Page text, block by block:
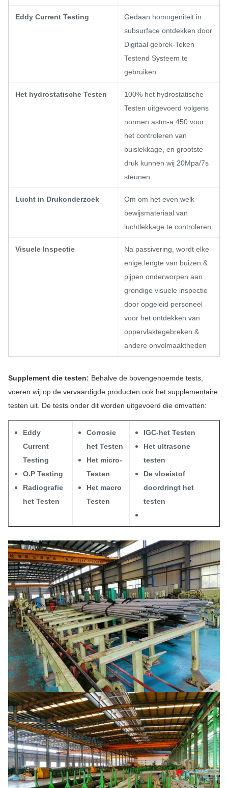
Eddy Current Testing
Gedaan homogeniteit in
subsurface ontdekken door
Digitaal gebrek-Teken
Testend Systeem te
gebruiken
Het hydrostatische Testen
100% het hydrostatische
Testen uitgevoerd volgens
normen astm-a 450 voor
het controleren van
buislekkage, en grootste
druk kunnen wij 20Mpa/7s
steunen.
Lucht in Drukonderzoek
Om om het even welk
bewijsmateriaal van
luchtlekkage te controleren
Visuele Inspectie
Na passivering, wordt elke
enige lengte van buizen &
pijpen onderworpen aan
grondige visuele inspectie
door opgeleid personeel
voor het ontdekken van
oppervlaktegebreken &
andere onvolmaaktheden
Supplement die testen: Behalve de bovengenoemde tests,
voeren wij op de vervaardigde producten ook het supplementaire
testen uit. De tests onder dit worden uitgevoerd die omvatten:
Eddy
Current
Testing
O.P Testing
Radiografie
het Testen
Corrosie
het Testen
Het micro-
Testen
Het macro
Testen
IGC-het Testen
Het ultrasone
testen
De vloeistof
doordringt het
testen